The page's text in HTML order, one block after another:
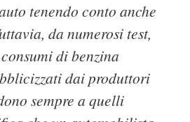
tenendo conto anche
da numerosi test,
di benzina
dai produttori
sempre a quelli